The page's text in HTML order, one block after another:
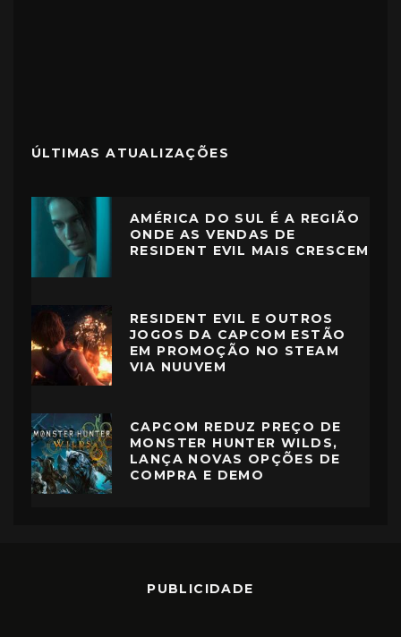
ÚLTIMAS ATUALIZAÇÕES
AMÉRICA DO SUL É A REGIÃO
ONDE AS VENDAS DE
RESIDENT EVIL MAIS CRESCEM
RESIDENT EVIL E OUTROS
JOGOS DA CAPCOM ESTÃO
EM PROMOÇÃO NO STEAM
VIA NUUVEM
CAPCOM REDUZ PREÇO DE
MONSTER HUNTER WILDS,
LANÇA NOVAS OPÇÕES DE
COMPRA E DEMO
PUBLICIDADE